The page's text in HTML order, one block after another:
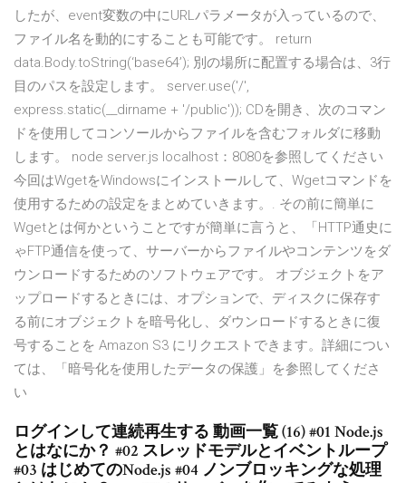
したが、event変数の中にURLパラメータが入っているので、
ファイル名を動的にすることも可能です。 return
data.Body.toString(‘base64’); 別の場所に配置する場合は、3行
目のパスを設定します。 server.use('/',
express.static(__dirname + '/public')); CDを開き、次のコマン
ドを使用してコンソールからファイルを含むフォルダに移動
します。 node server.js localhost：8080を参照してください
今回はWgetをWindowsにインストールして、Wgetコマンドを
使用するための設定をまとめていきます。. その前に簡単に
Wgetとは何かということですが簡単に言うと、「HTTP通史に
ゃFTP通信を使って、サーバーからファイルやコンテンツをダ
ウンロードするためのソフトウェアです。 オブジェクトをア
ップロードするときには、オプションで、ディスクに保存す
る前にオブジェクトを暗号化し、ダウンロードするときに復
号することを Amazon S3 にリクエストできます。詳細につい
ては、「暗号化を使用したデータの保護」を参照してくださ
い
ログインして連続再生する 動画一覧 (16) #01 Node.js
とはなにか？ #02 スレッドモデルとイベントループ
#03 はじめてのNode.js #04 ノンブロッキングな処理